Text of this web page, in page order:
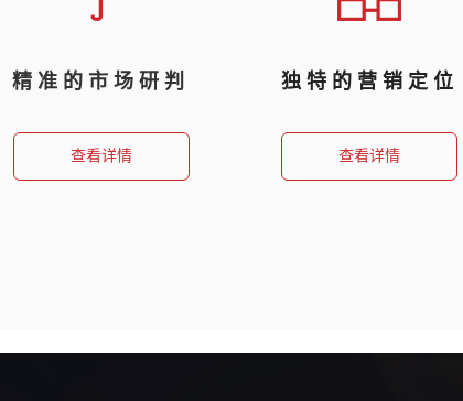
精准的市场研判
查看详情
独特的营销定位
查看详情